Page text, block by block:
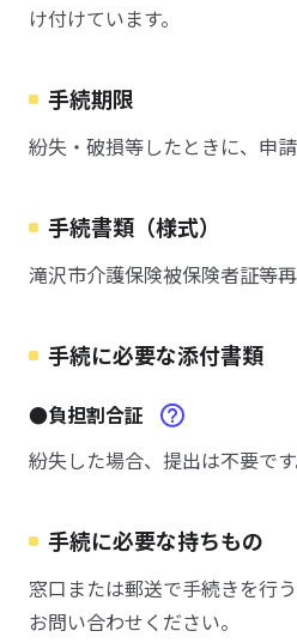
け付けています。
手続期限
紛失・破損等したときに、申請
手続書類（様式）
滝沢市介護保険被保険者証等
手続に必要な添付書類
●負担割合証
紛失した場合、提出は不要です
手続に必要な持ちもの
窓口または郵送で手続きを行
お問い合わせください。